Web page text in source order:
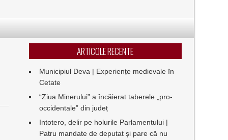
ARTICOLE RECENTE
Municipiul Deva | Experiențe medievale în
Cetate
“Ziua Minerului” a încăierat taberele „pro-
occidentale” din județ
Intotero, delir pe holurile Parlamentului |
Patru mandate de deputat și pare că nu